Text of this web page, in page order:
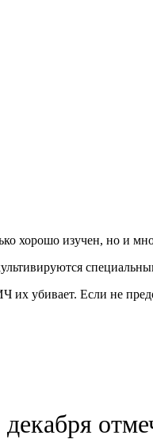
хорошо изучен, но и
их убивает. Если не